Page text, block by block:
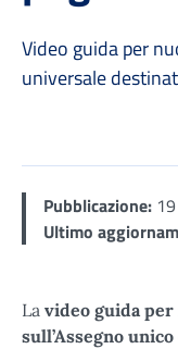
Video guida per
universale
Pubblicazione:
Ultimo
La video guida
sull’Assegno